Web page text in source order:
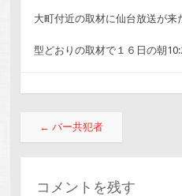
大町付近の取材に仙台放送が来
型どおりの取材で１６日の朝
投稿ナビゲーション
← バー共犯者
コメントを残す